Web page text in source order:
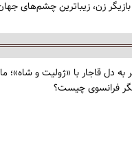
زن، زیباترین چشم‌های جهان
به دل قاجار با «ژولیت و شاه»؛
فرانسوی چیست؟